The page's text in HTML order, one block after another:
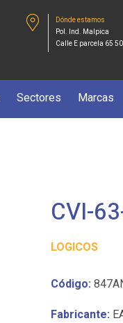
Dónde estamos
Pol. Ind. Malpica
Calle E parcela 65
Sectores Marcas
CVI-
LOGICOS
Código:
Fabricante: